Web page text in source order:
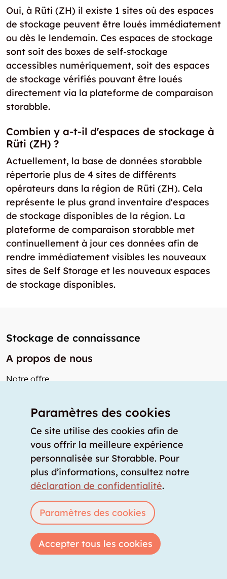
Oui, à Rüti (ZH) il existe 1 sites où des espaces
de stockage peuvent être loués immédiatement
ou dès le lendemain. Ces espaces de stockage
sont soit des boxes de self-stockage
accessibles numériquement, soit des espaces
de stockage vérifiés pouvant être loués
directement via la plateforme de comparaison
storabble.
Combien y a-t-il d'espaces de stockage à
Rüti (ZH) ?
Actuellement, la base de données storabble
répertorie plus de 4 sites de différents
opérateurs dans la région de Rüti (ZH). Cela
représente le plus grand inventaire d'espaces
de stockage disponibles de la région. La
plateforme de comparaison storabble met
continuellement à jour ces données afin de
rendre immédiatement visibles les nouveaux
sites de Self Storage et les nouveaux espaces
de stockage disponibles.
Stockage de connaissance
A propos de nous
Notre offre
Notre team
Nos prix
storabble France
Autres de storabble
Comment calculer la capacité d'un garde-meuble?
Pour fournisseurs de stockage
Paramètres des cookies
Ce site utilise des cookies afin de
vous offrir la meilleure expérience
personnalisée sur Storabble. Pour
plus d’informations, consultez notre
déclaration de confidentialité.
Paramètres des cookies
Accepter tous les cookies